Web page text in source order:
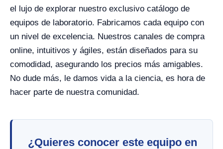
el lujo de explorar nuestro exclusivo catálogo de
equipos de laboratorio. Fabricamos cada equipo con
un nivel de excelencia. Nuestros canales de compra
online, intuitivos y ágiles, están diseñados para su
comodidad, asegurando los precios más amigables.
No dude más, le damos vida a la ciencia, es hora de
hacer parte de nuestra comunidad.
¿Quieres conocer este equipo en